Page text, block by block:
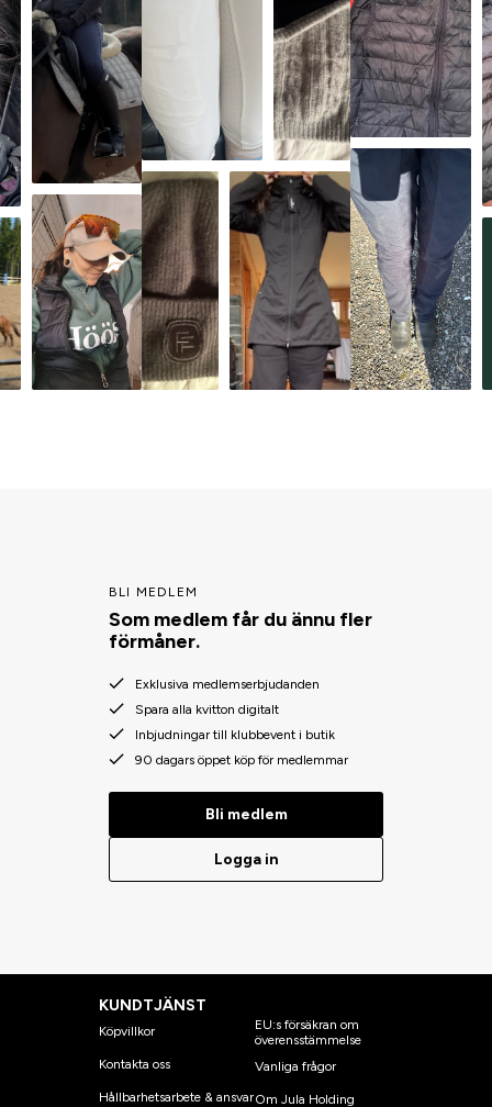
BLI MEDLEM
Som medlem får du ännu fler
förmåner.
Exklusiva medlemserbjudanden
Spara alla kvitton digitalt
Inbjudningar till klubbevent i butik
90 dagars öppet köp för medlemmar
Bli medlem
Logga in
KUNDTJÄNST
Köpvillkor
Kontakta oss
Hållbarhetsarbete & ansvar
EU:s försäkran om
överensstämmelse
Vanliga frågor
Om Jula Holding